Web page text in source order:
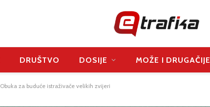
DRUŠTVO DOSIJE MOŽE I DRUGAČIJE
Obuka za buduće istraživače velikih zvijeri